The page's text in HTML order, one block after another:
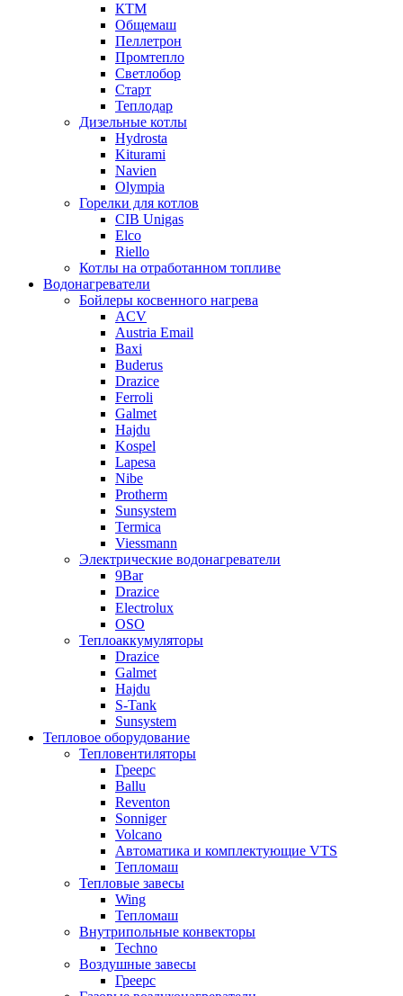
КТМ
Общемаш
Пеллетрон
Промтепло
Светлобор
Старт
Теплодар
Дизельные котлы
Hydrosta
Kiturami
Navien
Olympia
Горелки для котлов
CIB Unigas
Elco
Riello
Котлы на отработанном топливе
Водонагреватели
Бойлеры косвенного нагрева
ACV
Austria Email
Baxi
Buderus
Drazice
Ferroli
Galmet
Hajdu
Kospel
Lapesa
Nibe
Protherm
Sunsystem
Termica
Viessmann
Электрические водонагреватели
9Bar
Drazice
Electrolux
OSO
Теплоаккумуляторы
Drazice
Galmet
Hajdu
S-Tank
Sunsystem
Тепловое оборудование
Тепловентиляторы
Греерс
Ballu
Reventon
Sonniger
Volcano
Автоматика и комплектующие VTS
Тепломаш
Тепловые завесы
Wing
Тепломаш
Внутрипольные конвекторы
Techno
Воздушные завесы
Греерс